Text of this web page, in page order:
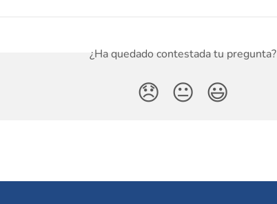
¿Ha quedado contestada tu pregunta?
😞 😐 😃